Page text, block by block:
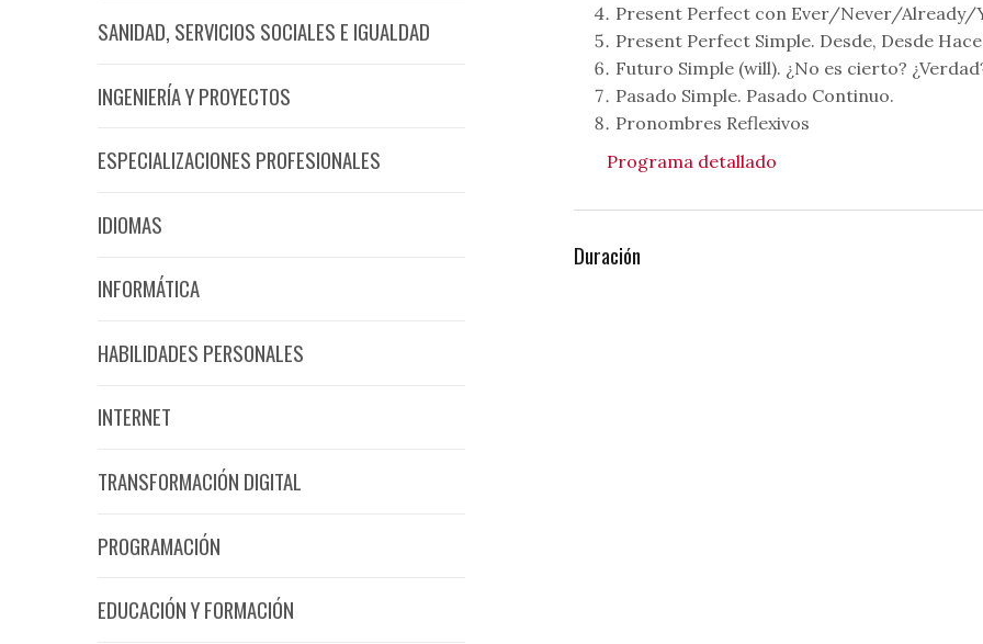
SANIDAD, SERVICIOS SOCIALES E IGUALDAD
INGENIERÍA Y PROYECTOS
ESPECIALIZACIONES PROFESIONALES
IDIOMAS
INFORMÁTICA
HABILIDADES PERSONALES
INTERNET
TRANSFORMACIÓN DIGITAL
PROGRAMACIÓN
EDUCACIÓN Y FORMACIÓN
Present Perfect con Ever/Never/
Present Perfect Simple. Desde, Desde
Futuro Simple (will). ¿No es cierto?
Pasado Simple. Pasado Continuo.
Pronombres Reflexivos
Programa detallado
Duración